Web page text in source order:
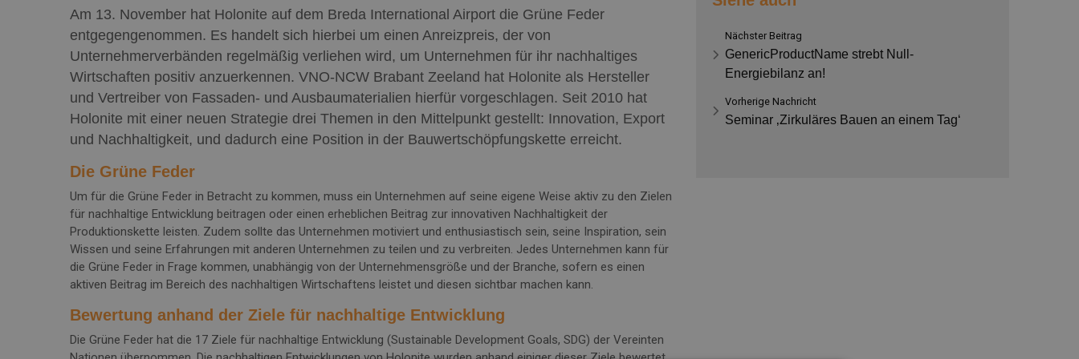
Maßgeschneiderte Produktion
Mauerabdeckungen
Pfeilerabdeckungen
Sockelleisten
Fensterbänke Aussen
Gesimse
Wasserspeier
Treppenstufen
Am 13. November hat Holonite auf dem Breda International Airport die Grüne Feder
entgegengenommen. Es handelt sich hierbei um einen Anreizpreis, der von
Unternehmerverbänden regelmäßig verliehen wird, um Unternehmen für ihr nachhaltiges
Wirtschaften positiv anzuerkennen. VNO-NCW Brabant Zeeland hat Holonite als Hersteller
und Vertreiber von Fassaden- und Ausbaumaterialien hierfür vorgeschlagen. Seit 2010 hat
Holonite mit einer neuen Strategie drei Themen in den Mittelpunkt gestellt: Innovation, Export
und Nachhaltigkeit, und dadurch eine Position in der Bauwertschöpfungskette erreicht.
Die Grüne Feder
Um für die Grüne Feder in Betracht zu kommen, muss ein Unternehmen auf seine eigene Weise aktiv zu den Zielen
für nachhaltige Entwicklung beitragen oder einen erheblichen Beitrag zur innovativen Nachhaltigkeit der
Produktionskette leisten. Zudem sollte das Unternehmen motiviert und enthusiastisch sein, seine Inspiration, sein
Wissen und seine Erfahrungen mit anderen Unternehmen zu teilen und zu verbreiten. Jedes Unternehmen kann für
die Grüne Feder in Frage kommen, unabhängig von der Unternehmensgröße und der Branche, sofern es einen
aktiven Beitrag im Bereich des nachhaltigen Wirtschaftens leistet und diesen sichtbar machen kann.
Bewertung anhand der Ziele für nachhaltige Entwicklung
Die Grüne Feder hat die 17 Ziele für nachhaltige Entwicklung (Sustainable Development Goals, SDG) der Vereinten
Nächster Beitrag
GenericProductName strebt Null-
Energiebilanz an!
Vorherige Nachricht
Seminar ‚Zirkuläres Bauen an einem Tag‘